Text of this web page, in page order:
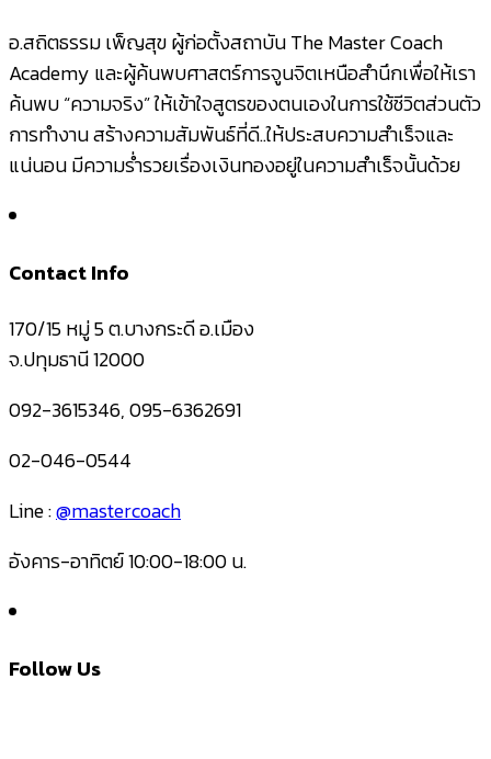
อ.สถิตธรรม เพ็ญสุข ผู้ก่อตั้งสถาบัน The Master Coach
Academy และผู้ค้นพบศาสตร์การจูนจิตเหนือสำนึกเพื่อให้เรา
ค้นพบ “ความจริง” ให้เข้าใจสูตรของตนเองในการใช้ชีวิตส่วนตัว
การทำงาน สร้างความสัมพันธ์ที่ดี..ให้ประสบความสำเร็จและ
แน่นอน มีความร่ำรวยเรื่องเงินทองอยู่ในความสำเร็จนั้นด้วย
Contact Info
170/15 หมู่ 5 ต.บางกระดี อ.เมือง
จ.ปทุมธานี 12000
092-3615346, 095-6362691
02-046-0544
Line :@mastercoach
อังคาร-อาทิตย์ 10:00-18:00 น.
Follow Us